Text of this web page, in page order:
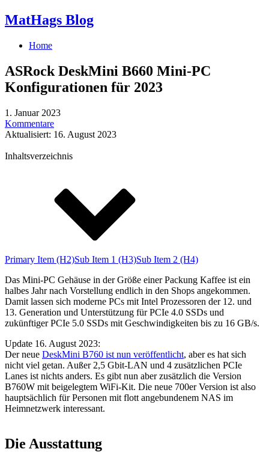
MatHags Blog
Home
ASRock DeskMini B660 Mini-PC
Konfigurationen für 2023
1. Januar 2023
Kommentare
Aktualisiert: 16. August 2023
Inhaltsverzeichnis
Primary Item (H2)Sub Item 1 (H3)Sub Item 2 (H4)
Das Mini-PC Gehäuse in der Größe einer Packung Kaffee ist ein
halbes Jahr nach Vorstellung endlich in den Shops angekommen.
Damit lassen sich moderne PCs mit Intel Prozessoren der 12. und
13. Generation und Unterstützung für PCIe 4.0 SSDs und
zukünftiger PCIe 5.0 SSDs mit Geschwindigkeiten bis zu 16 GB/s.
Update 16. August 2023:
Der neue DeskMini B760 ist nun veröffentlicht, aber es hat sich
nicht viel getan. Außer 2,5 Gbit-LAN und 4 zusätzlichen PCIe
Lanes ist nichts anders. Es gibt nun aber zusätzlich die Version
B760W mit beigelegtem WiFi-Kit. Die neue 700er Version ist also
hauptsächlich für Personen mit flott angebundenem NAS im
Heimnetzwerk interessant.
Die Ausstattung